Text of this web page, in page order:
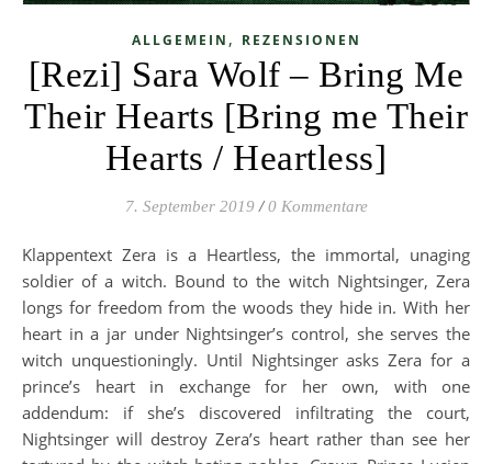
ALLGEMEIN , REZENSIONEN
[Rezi] Sara Wolf – Bring Me
Their Hearts [Bring me Their
Hearts / Heartless]
7. September 2019 / 0 Kommentare
Klappentext Zera is a Heartless, the immortal, unaging
soldier of a witch. Bound to the witch Nightsinger, Zera
longs for freedom from the woods they hide in. With her
heart in a jar under Nightsinger’s control, she serves the
witch unquestioningly. Until Nightsinger asks Zera for a
prince’s heart in exchange for her own, with one
addendum: if she’s discovered infiltrating the court,
Nightsinger will destroy Zera’s heart rather than see her